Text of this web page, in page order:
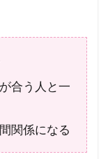
合う人と一
関係になる